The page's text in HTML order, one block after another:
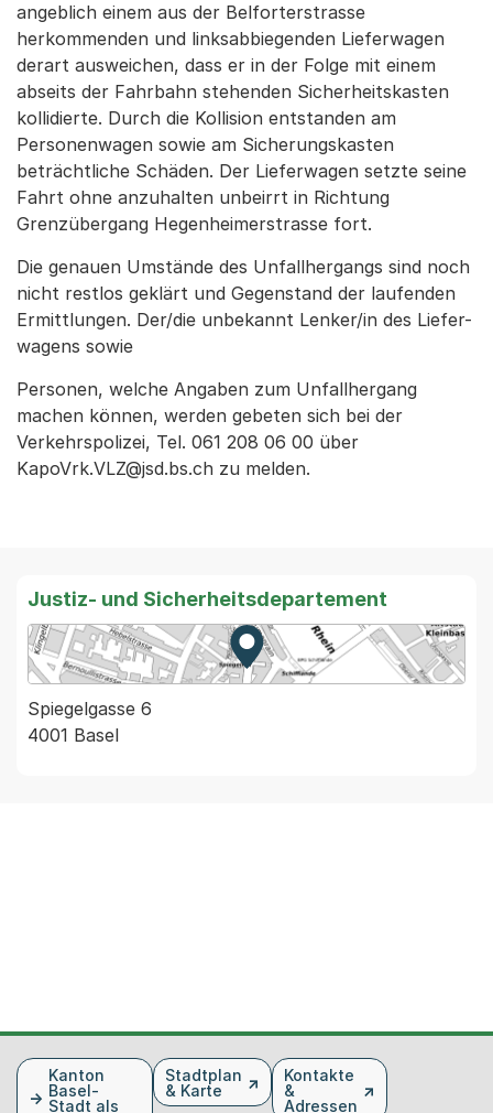
angeblich einem aus der Belforterstrasse
herkommenden und linksabbiegenden Lieferwagen
derart ausweichen, dass er in der Folge mit einem
abseits der Fahrbahn stehenden Sicherheitskasten
kollidierte. Durch die Kollision entstanden am
Personenwagen sowie am Sicherungskasten
beträchtliche Schäden. Der Lieferwagen setzte seine
Fahrt ohne anzuhalten unbeirrt in Richtung
Grenzübergang Hegenheimerstrasse fort.
Die genauen Umstände des Unfallhergangs sind noch
nicht restlos geklärt und Gegenstand der laufenden
Ermittlungen. Der/die unbekannt Lenker/in des Liefer-
wagens sowie
Personen, welche Angaben zum Unfallhergang
machen können, werden gebeten sich bei der
Verkehrspolizei, Tel. 061 208 06 00 über
KapoVrk.VLZ@jsd.bs.ch zu melden.
Justiz- und Sicherheitsdepartement
Zur Karte von MapBS.
Externer Link, wird in einem
Spiegelgasse 6
4001 Basel
FusszeileKanton
Basel-
Stadt als
Stadtplan
& Karte
Kontakte
&
Adressen